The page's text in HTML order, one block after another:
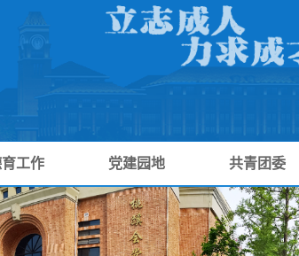
工作 党建园地 共青团委